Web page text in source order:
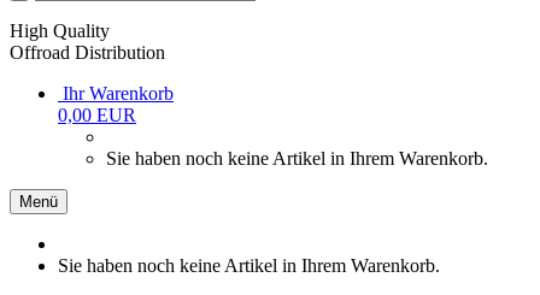
High Quality
Offroad Distribution
Ihr Warenkorb
0,00 EUR
Sie haben noch keine Artikel in Ihrem Warenkorb.
Menü
Sie haben noch keine Artikel in Ihrem Warenkorb.